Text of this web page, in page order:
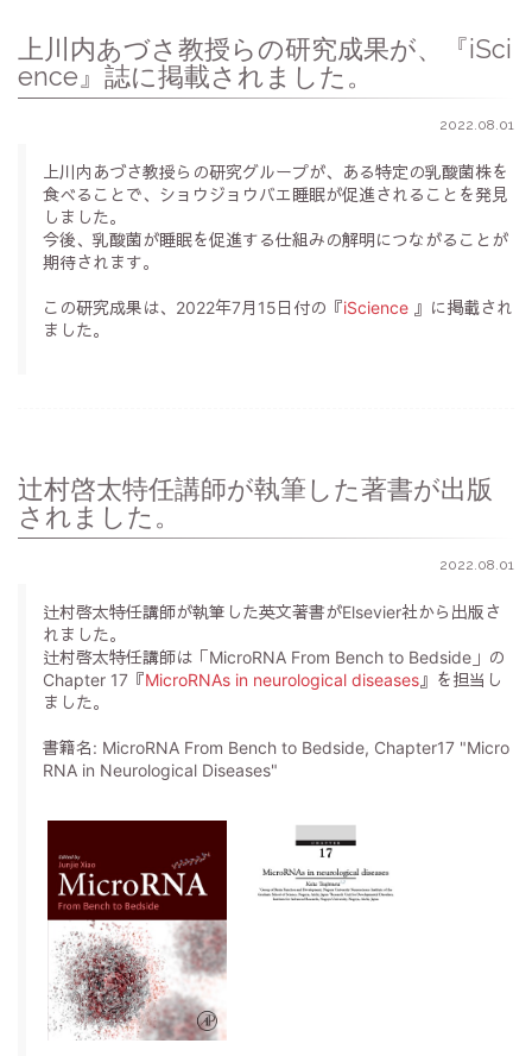
上川内あづさ教授らの研究成果が、『iSci
ence』誌に掲載されました。
2022.08.01
上川内あづさ教授らの研究グループが、ある特定の乳酸菌株を
食べることで、ショウジョウバエ睡眠が促進されることを発見
しました。
今後、乳酸菌が睡眠を促進する仕組みの解明につながることが
期待されます。
この研究成果は、2022年7月15日付の『iScience 』に掲載され
ました。
辻村啓太特任講師が執筆した著書が出版
されました。
2022.08.01
辻村啓太特任講師が執筆した英文著書がElsevier社から出版さ
れました。
辻村啓太特任講師は「MicroRNA From Bench to Bedside」の
Chapter 17『MicroRNAs in neurological diseases 』を担当し
ました。
書籍名: MicroRNA From Bench to Bedside, Chapter17 "Micro
RNA in Neurological Diseases"